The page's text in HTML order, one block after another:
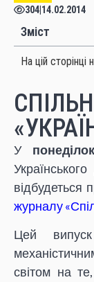
304 14.02.2014
Зміст
На цій
У
відбудеться
журналу
Цей
світом на